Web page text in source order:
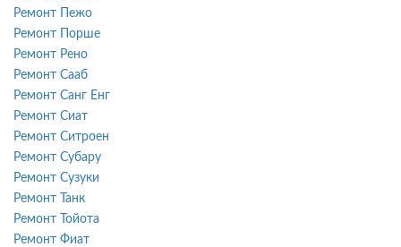
Ремонт Пежо
Ремонт Порше
Ремонт Рено
Ремонт Сааб
Ремонт Санг Енг
Ремонт Сиат
Ремонт Ситроен
Ремонт Субару
Ремонт Сузуки
Ремонт Танк
Ремонт Тойота
Ремонт Фиат